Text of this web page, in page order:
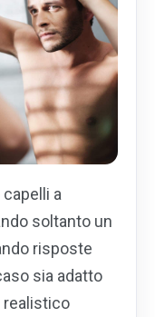
a
soltanto un
risposte
sia adatto
realistico